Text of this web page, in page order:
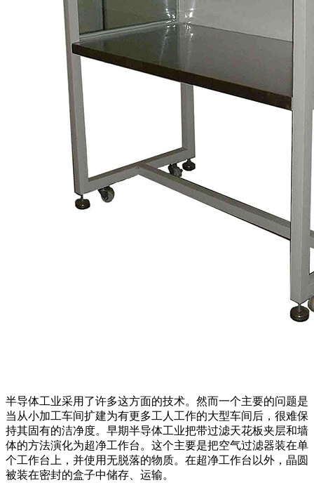
半导体工业采用了许多这方面的技术。然而一个主要的问题是
当从小加工车间扩建为有更多工人工作的大型车间后，很难保
持其固有的洁净度。早期半导体工业把带过滤天花板夹层和墙
体的方法演化为超净工作台。这个主要是把空气过滤器装在单
个工作台上，并使用无脱落的物质。在超净工作台以外，晶圆
被装在密封的盒子中储存、运输。